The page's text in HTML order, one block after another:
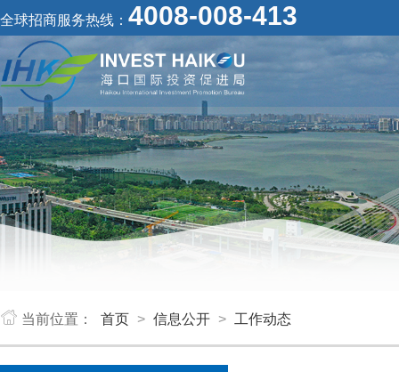
全球招商服务热线： 4008-008-413
当前位置： 首页 > 信息公开 > 工作动态